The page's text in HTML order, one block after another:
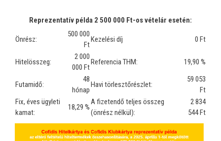
Reprezentatív példa 2 500 000 Ft-os vételár esetén:
Önrész:
500 000
Ft
Kezelési díj 0 Ft
Hitelösszeg:
2 000
000 Ft
Referencia THM: 19,90 %
Futamidő:
48
hónap
Havi törlesztőrészlet:
59 053
Ft
Fix, éves ügyleti
kamat:
18,29 %
A fizetendő teljes összeg
(önrész nélkül):
2 834
544 Ft